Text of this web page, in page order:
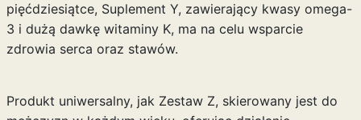
pięćdziesiątce, Suplement Y, zawierający kwasy omega-
3 i dużą dawkę witaminy K, ma na celu wsparcie
zdrowia serca oraz stawów.
Produkt uniwersalny, jak Zestaw Z, skierowany jest do